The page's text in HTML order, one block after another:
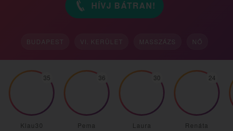
HÍVJ BÁTRAN!
BUDAPEST VI. KERÜLET MASSZÁZS NŐ
Klau30
35
Pema
36
Laura
30
Renáta
24